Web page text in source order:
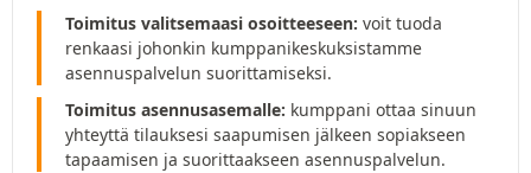
Toimitus valitsemaasi osoitteeseen: voit tuoda
renkaasi johonkin kumppanikeskuksistamme
asennuspalvelun suorittamiseksi.
Toimitus asennusasemalle: kumppani ottaa sinuun
yhteyttä tilauksesi saapumisen jälkeen sopiakseen
tapaamisen ja suorittaakseen asennuspalvelun.